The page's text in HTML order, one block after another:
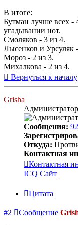
В итоге:
Бутман лучше всех -
угадывании нот.
Смоляков - 3 из 4.
Лысенков и Урсуляк
Мороз - 2 из 3.
Михалкова - 2 из 4.
Вернуться к началу
Grisha
Администратор
Сообщения:
Откуда:
Контактная
Контактная
ICQ Сайт
Цитата
#2 Сообщение